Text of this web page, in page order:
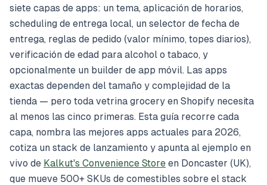
siete capas de apps: un tema, aplicación de horarios,
scheduling de entrega local, un selector de fecha de
entrega, reglas de pedido (valor mínimo, topes diarios),
verificación de edad para alcohol o tabaco, y
opcionalmente un builder de app móvil. Las apps
exactas dependen del tamaño y complejidad de la
tienda — pero toda vetrina grocery en Shopify necesita
al menos las cinco primeras. Esta guía recorre cada
capa, nombra las mejores apps actuales para 2026,
cotiza un stack de lanzamiento y apunta al ejemplo en
vivo de Kalkut's Convenience Store en Doncaster (UK),
que mueve 500+ SKUs de comestibles sobre el stack